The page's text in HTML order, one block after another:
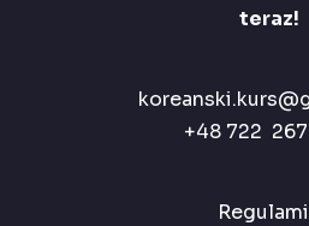
teraz!
+48 722